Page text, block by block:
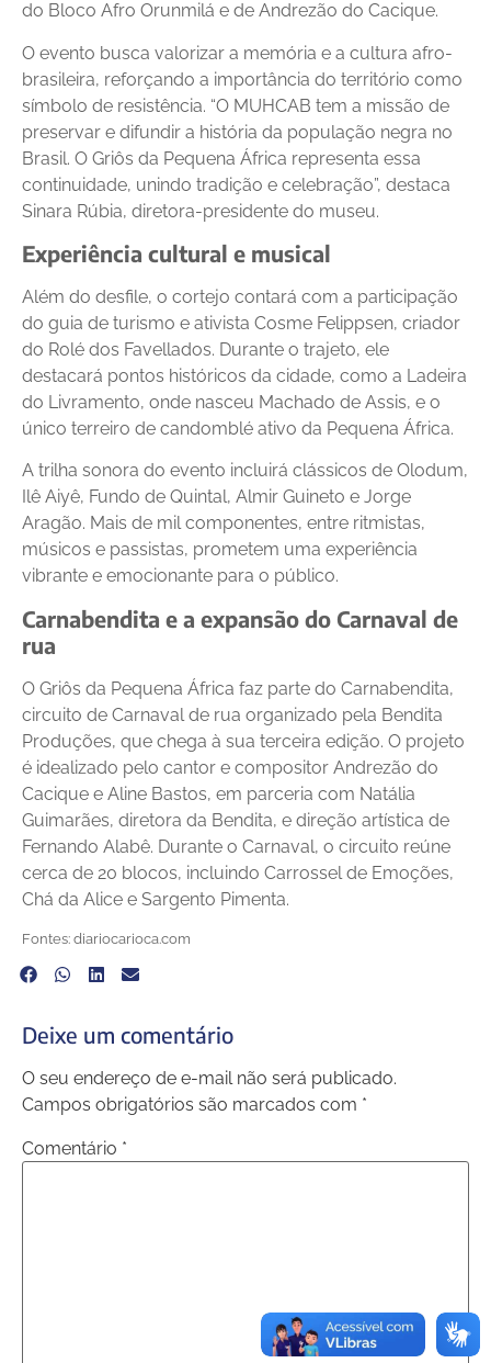
do Bloco Afro Orunmilá e de Andrezão do Cacique.
O evento busca valorizar a memória e a cultura afro-
brasileira, reforçando a importância do território como
símbolo de resistência. “O MUHCAB tem a missão de
preservar e difundir a história da população negra no
Brasil. O Griôs da Pequena África representa essa
continuidade, unindo tradição e celebração”, destaca
Sinara Rúbia, diretora-presidente do museu.
Experiência cultural e musical
Além do desfile, o cortejo contará com a participação
do guia de turismo e ativista Cosme Felippsen, criador
do Rolé dos Favellados. Durante o trajeto, ele
destacará pontos históricos da cidade, como a Ladeira
do Livramento, onde nasceu Machado de Assis, e o
único terreiro de candomblé ativo da Pequena África.
A trilha sonora do evento incluirá clássicos de Olodum,
Ilê Aiyê, Fundo de Quintal, Almir Guineto e Jorge
Aragão. Mais de mil componentes, entre ritmistas,
músicos e passistas, prometem uma experiência
vibrante e emocionante para o público.
Carnabendita e a expansão do Carnaval de
rua
O Griôs da Pequena África faz parte do Carnabendita,
circuito de Carnaval de rua organizado pela Bendita
Produções, que chega à sua terceira edição. O projeto
é idealizado pelo cantor e compositor Andrezão do
Cacique e Aline Bastos, em parceria com Natália
Guimarães, diretora da Bendita, e direção artística de
Fernando Alabê. Durante o Carnaval, o circuito reúne
cerca de 20 blocos, incluindo Carrossel de Emoções,
Chá da Alice e Sargento Pimenta.
Fontes: diariocarioca.com
Deixe um comentário
O seu endereço de e-mail não será publicado.
Campos obrigatórios são marcados com *
Comentário *